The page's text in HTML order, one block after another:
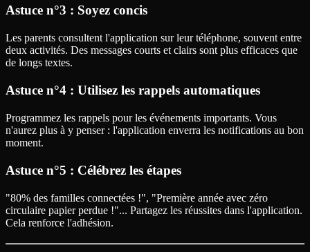
Astuce n°3 : Soyez concis
Les parents consultent l'application sur leur téléphone, souvent entre
deux activités. Des messages courts et clairs sont plus efficaces que
de longs textes.
Astuce n°4 : Utilisez les rappels automatiques
Programmez les rappels pour les événements importants. Vous
n'aurez plus à y penser : l'application enverra les notifications au bon
moment.
Astuce n°5 : Célébrez les étapes
"80% des familles connectées !", "Première année avec zéro
circulaire papier perdue !"... Partagez les réussites dans l'application.
Cela renforce l'adhésion.